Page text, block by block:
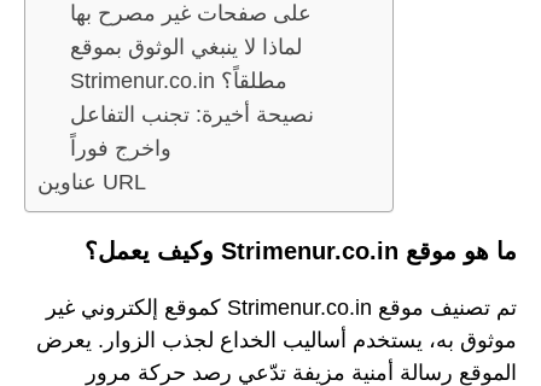
على صفحات غير مصرح بها
لماذا لا ينبغي الوثوق بموقع
Strimenur.co.in مطلقاً؟
نصيحة أخيرة: تجنب التفاعل
واخرج فوراً
عناوين URL
ما هو موقع Strimenur.co.in وكيف يعمل؟
تم تصنيف موقع Strimenur.co.in كموقع إلكتروني غير
موثوق به، يستخدم أساليب الخداع لجذب الزوار. يعرض
الموقع رسالة أمنية مزيفة تدّعي رصد حركة مرور